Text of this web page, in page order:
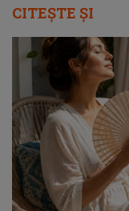
CITEȘTE ȘI